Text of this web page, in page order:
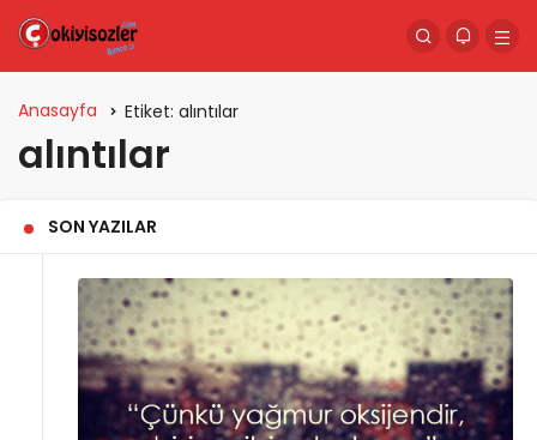
Anasayfa Etiket: alıntılar
alıntılar
SON YAZILAR